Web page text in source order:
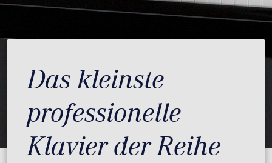
Das kleinste
professionelle
Klavier der Reihe